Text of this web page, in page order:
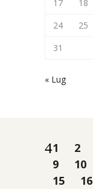
17
18
24
25
31
« Lug
1 2
9
10
15
16